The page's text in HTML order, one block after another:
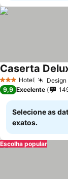
3 EstrelasHotel
Caserta
9,9 Excelente
Selecione as
exatos.
Escolha popular